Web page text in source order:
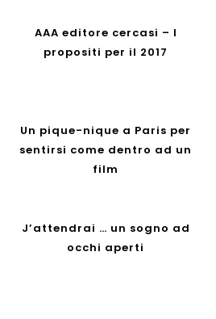
AAA editore cercasi – I
propositi per il 2017
Un pique-nique a Paris per
sentirsi come dentro ad un
film
J’attendrai … un sogno ad
occhi aperti